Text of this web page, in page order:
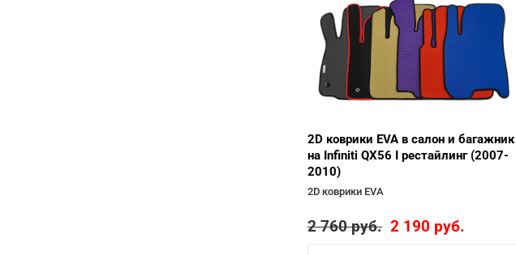
2D коврики EVA в салон и багажник
на Infiniti QX56 I рестайлинг (2007-
2010)
2D коврики EVA
2 760руб. 2 190 руб.